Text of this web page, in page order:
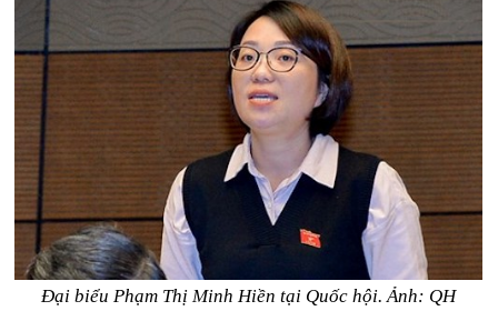
Đại biểu Phạm Thị Minh Hiền tại Quốc hội. Ảnh: QH